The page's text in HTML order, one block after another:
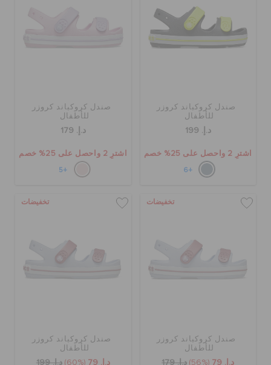
صندل كروكباند كروزر
للأطفال
د.إ. 199
اشترِ 2 واحصل على 25% خصم
+6
صندل كروكباند كروزر
للأطفال
د.إ. 179
اشترِ 2 واحصل على 25% خصم
+5
تخفيضات
صندل كروكباند كروزر
للأطفال
د.إ. 79 (56%) د.إ. 179
تخفيضات
صندل كروكباند كروزر
للأطفال
د.إ. 79 (60%) د.إ. 199